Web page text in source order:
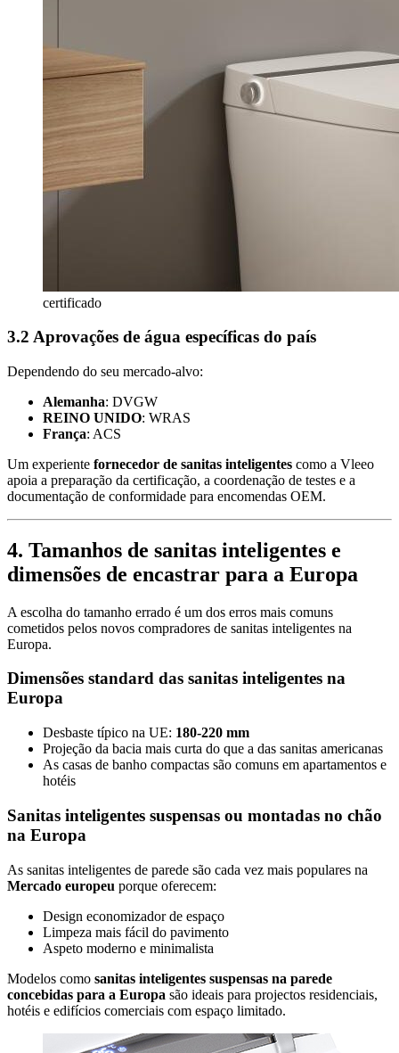
certificado
3.2 Aprovações de água específicas do país
Dependendo do seu mercado-alvo:
Alemanha: DVGW
REINO UNIDO: WRAS
França: ACS
Um experiente fornecedor de sanitas inteligentes como a Vleeo
apoia a preparação da certificação, a coordenação de testes e a
documentação de conformidade para encomendas OEM.
4. Tamanhos de sanitas inteligentes e
dimensões de encastrar para a Europa
A escolha do tamanho errado é um dos erros mais comuns
cometidos pelos novos compradores de sanitas inteligentes na
Europa.
Dimensões standard das sanitas inteligentes na
Europa
Desbaste típico na UE: 180-220 mm
Projeção da bacia mais curta do que a das sanitas americanas
As casas de banho compactas são comuns em apartamentos e
hotéis
Sanitas inteligentes suspensas ou montadas no chão
na Europa
As sanitas inteligentes de parede são cada vez mais populares na
Mercado europeu porque oferecem:
Design economizador de espaço
Limpeza mais fácil do pavimento
Aspeto moderno e minimalista
Modelos como sanitas inteligentes suspensas na parede
concebidas para a Europa são ideais para projectos residenciais,
hotéis e edifícios comerciais com espaço limitado.